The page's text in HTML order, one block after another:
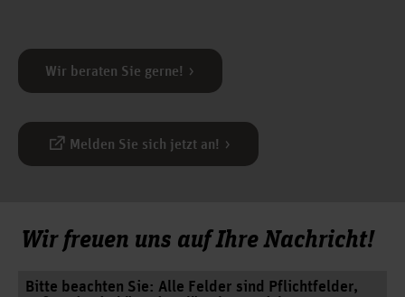
Wir beraten Sie gerne!
Melden Sie sich jetzt an!
Wir freuen uns auf Ihre Nachricht!
Bitte beachten Sie: Alle Felder sind Pflichtfelder,